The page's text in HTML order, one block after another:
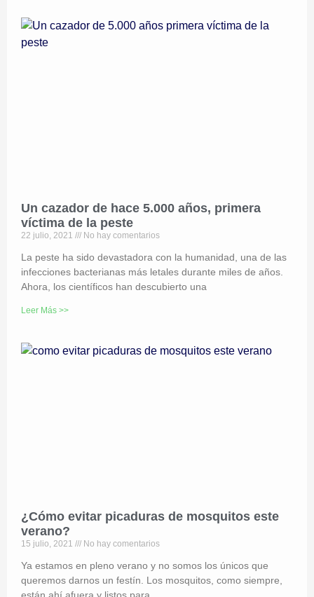
Un cazador de hace 5.000 años, primera
víctima de la peste
22 julio, 2021 No hay comentarios
La peste ha sido devastadora con la humanidad, una de las
infecciones bacterianas más letales durante miles de años.
Ahora, los científicos han descubierto una
Leer Más >>
¿Cómo evitar picaduras de mosquitos este
verano?
15 julio, 2021 No hay comentarios
Ya estamos en pleno verano y no somos los únicos que
queremos darnos un festín. Los mosquitos, como siempre,